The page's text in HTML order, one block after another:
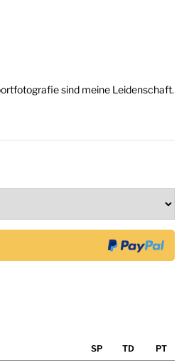
sind meine Leidenschaft.